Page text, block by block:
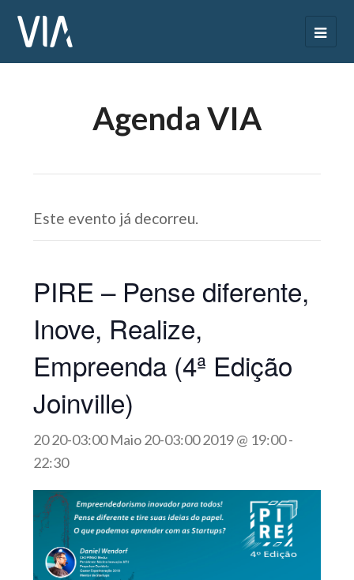
Agenda VIA
Este evento já decorreu.
PIRE – Pense diferente,
Inove, Realize,
Empreenda (4ª Edição
Joinville)
20 20-03:00 Maio 20-03:00 2019 @ 19:00-
22:30